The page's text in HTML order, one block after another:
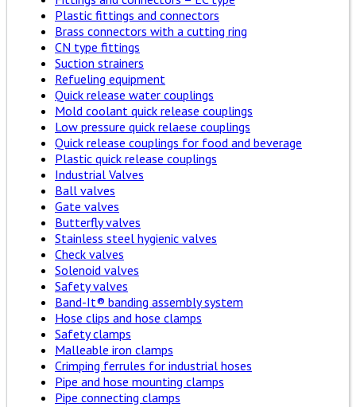
Plastic fittings and connectors
Brass connectors with a cutting ring
CN type fittings
Suction strainers
Refueling equipment
Quick release water couplings
Mold coolant quick release couplings
Low pressure quick relaese couplings
Quick release couplings for food and beverage
Plastic quick release couplings
Industrial Valves
Ball valves
Gate valves
Butterfly valves
Stainless steel hygienic valves
Check valves
Solenoid valves
Safety valves
Band-It® banding assembly system
Hose clips and hose clamps
Safety clamps
Malleable iron clamps
Crimping ferrules for industrial hoses
Pipe and hose mounting clamps
Pipe connecting clamps